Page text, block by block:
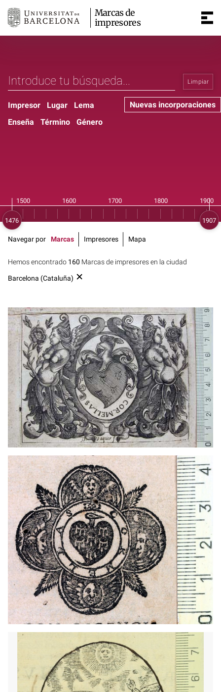
Marcas de
impresores
Limpiar
Nuevas incorporaciones
Impresor Lugar
Lema
Enseña
Término Género
Hemos encontrado 160 Marcas de impresores en la ciudad
Barcelona (Cataluña)
Navegar por Marcas Impresores Mapa
1653? - 1700? Barcelona (Cataluña)
1638 - 1667 Barcelona (Cataluña)
1568 - 1572 Barcelona (Cataluña)